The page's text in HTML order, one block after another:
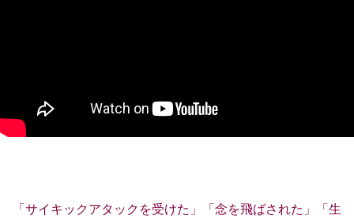
「サイキックアタックを受けた」「念を飛ばされた」「生